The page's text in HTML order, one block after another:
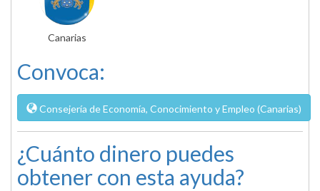
Canarias
Convoca:
Consejería de Economía, Conocimiento y Empleo (Canarias)
¿Cuánto dinero puedes
obtener con esta ayuda?